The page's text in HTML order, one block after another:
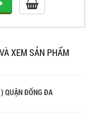
XEM SẢN PHẨM
QUẬN ĐỐNG ĐA